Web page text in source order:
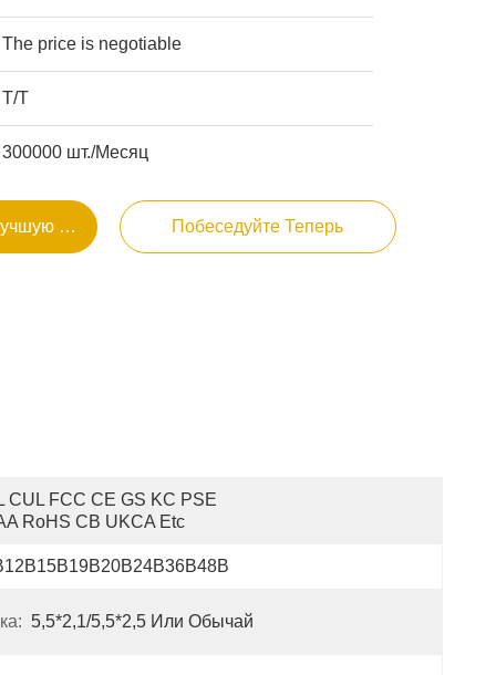
The price is negotiable
Т/Т
300000 шт./Месяц
Цену Побеседуйте Теперь
CUL FCC CE GS KC PSE
RoHS CB UKCA Etc
5,5*2,1/5,5*2,5 Или Обычай